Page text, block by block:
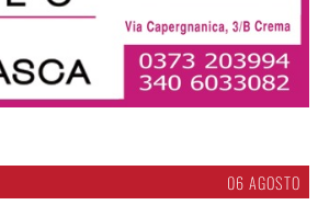
06 AGOSTO